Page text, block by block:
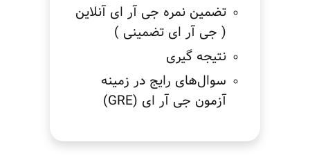
تضمین نمره جی آر ای آنلاین
( جی آر ای تضمینی )
نتیجه گیری
سوال‌های رایج در زمینه
آزمون جی آر ای (GRE)